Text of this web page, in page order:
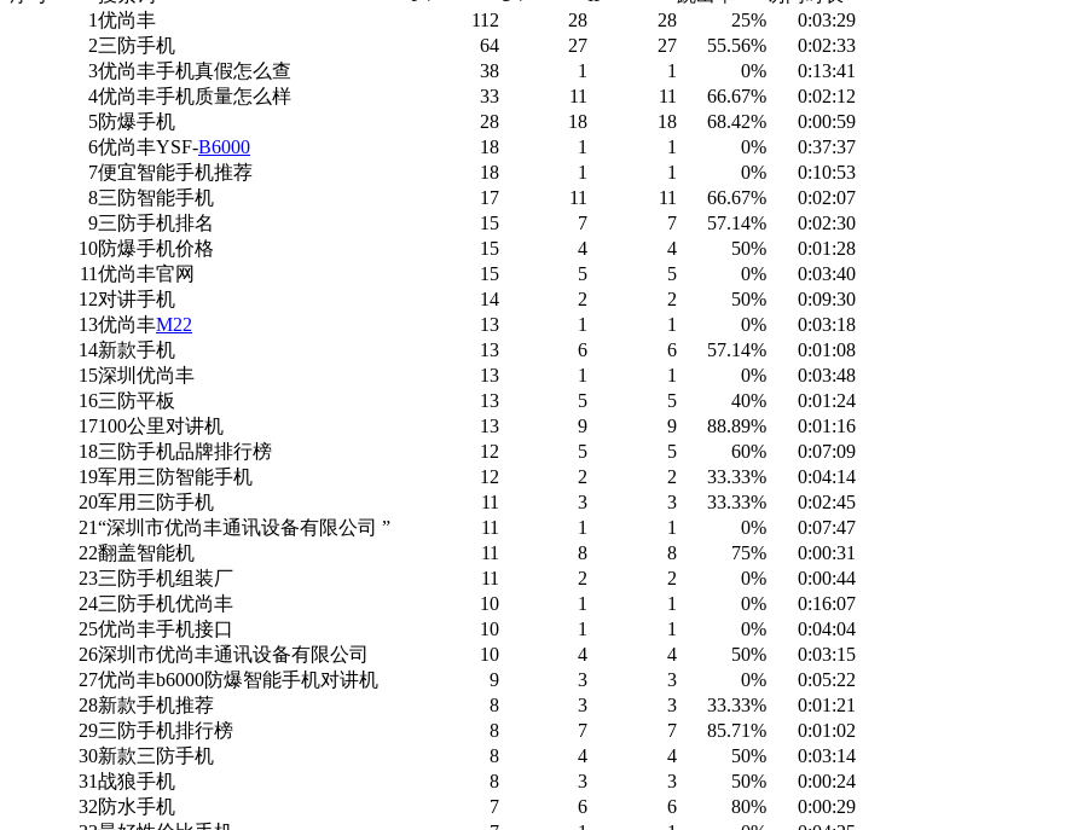
1优尚丰 112 28 28 25%
0:03:29
2三防手机 64 27 27 55.56%
0:02:33
3优尚丰手机真假怎么查 38 1 1 0%
0:13:41
4优尚丰手机质量怎么样 33 11 11 66.67%
0:02:12
5防爆手机 28 18 18 68.42%
0:00:59
6优尚丰YSF-B6000 18 1 1 0%
0:37:37
7便宜智能手机推荐 18 1 1 0%
0:10:53
8三防智能手机 17 11 11 66.67%
0:02:07
9三防手机排名 15 7 7 57.14%
0:02:30
10防爆手机价格 15 4 4 50%
0:01:28
11优尚丰官网 15 5 5 0%
0:03:40
12对讲手机 14 2 2 50%
0:09:30
13优尚丰M22 13 1 1 0%
0:03:18
14新款手机 13 6 6 57.14%
0:01:08
15深圳优尚丰 13 1 1 0%
0:03:48
16三防平板 13 5 5 40%
0:01:24
17100公里对讲机 13 9 9 88.89%
0:01:16
18三防手机品牌排行榜 12 5 5 60%
0:07:09
19军用三防智能手机 12 2 2 33.33%
0:04:14
20军用三防手机 11 3 3 33.33%
0:02:45
21“深圳市优尚丰通讯设备有限公司 ” 11 1 1 0%
0:07:47
22翻盖智能机 11 8 8 75%
0:00:31
23三防手机组装厂 11 2 2 0%
0:00:44
24三防手机优尚丰 10 1 1 0%
0:16:07
25优尚丰手机接口 10 1 1 0%
0:04:04
26深圳市优尚丰通讯设备有限公司 10 4 4 50%
0:03:15
27优尚丰b6000防爆智能手机对讲机 9 3 3 0%
0:05:22
28新款手机推荐 8 3 3 33.33%
0:01:21
29三防手机排行榜 8 7 7 85.71%
0:01:02
30新款三防手机 8 4 4 50%
0:03:14
31战狼手机 8 3 3 50%
0:00:24
32防水手机 7 6 6 80%
0:00:29